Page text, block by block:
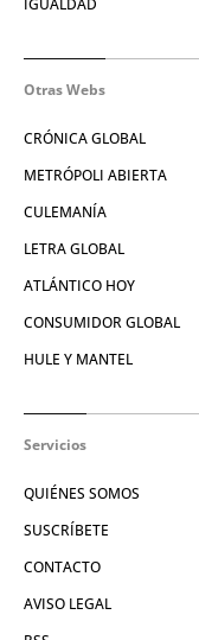
Otras Webs
CRÓNICA GLOBAL
METRÓPOLI ABIERTA
CULEMANÍA
LETRA GLOBAL
ATLÁNTICO HOY
CONSUMIDOR GLOBAL
HULE Y MANTEL
Servicios
QUIÉNES SOMOS
SUSCRÍBETE
CONTACTO
AVISO LEGAL